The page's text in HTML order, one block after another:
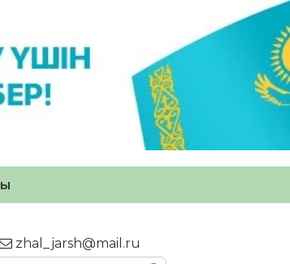
zhal_jarsh@mail.ru